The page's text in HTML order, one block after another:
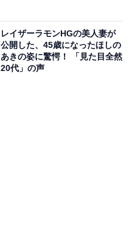
レイザーラモンHGの美人妻が
公開した、45歳になったほしの
あきの姿に驚愕！ 「見た目全然
20代」の声